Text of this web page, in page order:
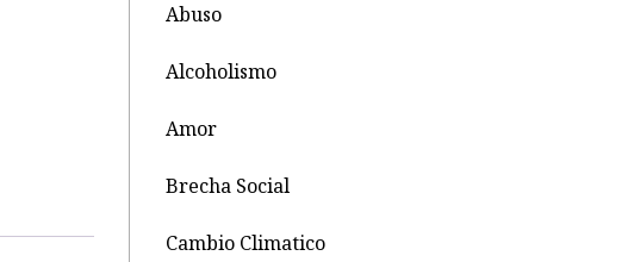
Abuso
Alcoholismo
Amor
Brecha Social
Cambio Climatico